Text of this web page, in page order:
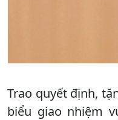
Trao quyết định,
biểu giao nhiệm